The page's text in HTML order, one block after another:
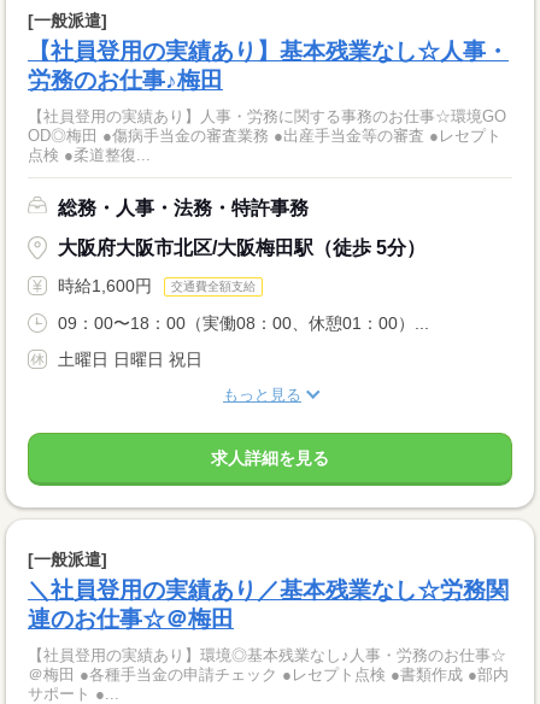
[一般派遣]
【社員登用の実績あり】基本残業なし☆人事・
労務のお仕事♪梅田
【社員登用の実績あり】人事・労務に関する事務のお仕事☆環境GO
OD◎梅田 ●傷病手当金の審査業務 ●出産手当金等の審査 ●レセプト
点検 ●柔道整復...
総務・人事・法務・特許事務
大阪府大阪市北区/大阪梅田駅（徒歩 5分）
時給1,600円 交通費全額支給
09：00〜18：00（実働08：00、休憩01：00）...
土曜日 日曜日 祝日
もっと見る
求人詳細を見る
[一般派遣]
＼社員登用の実績あり／基本残業なし☆労務関
連のお仕事☆＠梅田
【社員登用の実績あり】環境◎基本残業なし♪人事・労務のお仕事☆
＠梅田 ●各種手当金の申請チェック ●レセプト点検 ●書類作成 ●部内
サポート ●...